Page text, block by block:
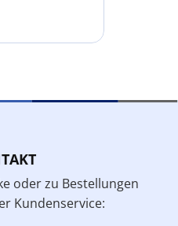
oder zu Bestellungen
Kundenservice: